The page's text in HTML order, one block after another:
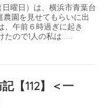
曜日）は、横浜市青葉台
園を見せてもらいに出
、午前６時過ぎに起き
ので1人の私は……
【112】＜一